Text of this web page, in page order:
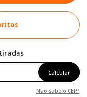
Calcular
Não sabe o CEP?